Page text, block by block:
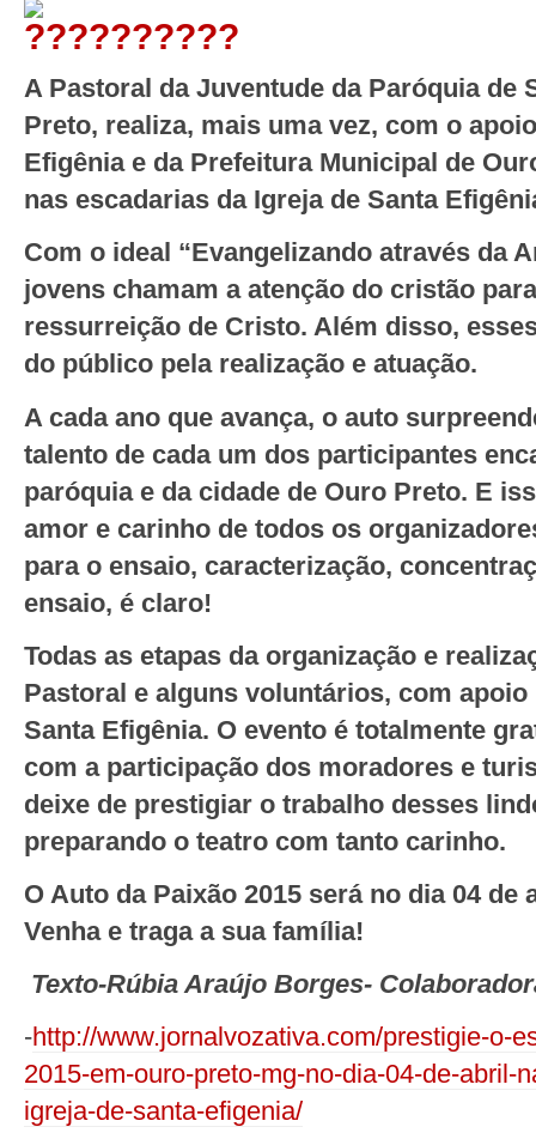
A Pastoral da Juventude da Paróquia de
Preto, realiza, mais uma vez, com o
Efigênia e da Prefeitura Municipal de
nas escadarias da Igreja de Santa
Com o ideal “Evangelizando através da
jovens chamam a atenção do cristão
ressurreição de Cristo. Além disso,
do público pela realização e atuação.
A cada ano que avança, o auto
talento de cada um dos participantes
paróquia e da cidade de Ouro Preto. E
amor e carinho de todos os
para o ensaio, caracterização,
ensaio, é claro!
Todas as etapas da organização e
Pastoral e alguns voluntários, com
Santa Efigênia. O evento é totalmente
com a participação dos moradores e
deixe de prestigiar o trabalho desses
preparando o teatro com tanto carinho.
O Auto da Paixão 2015 será no dia 04 de
Venha e traga a sua família!
Texto-Rúbia Araújo Borges-
-http://www.jornalvozativa.com/prestigie-o-
2015-em-ouro-preto-mg-no-dia-04-de-abril-
igreja-de-santa-efigenia/